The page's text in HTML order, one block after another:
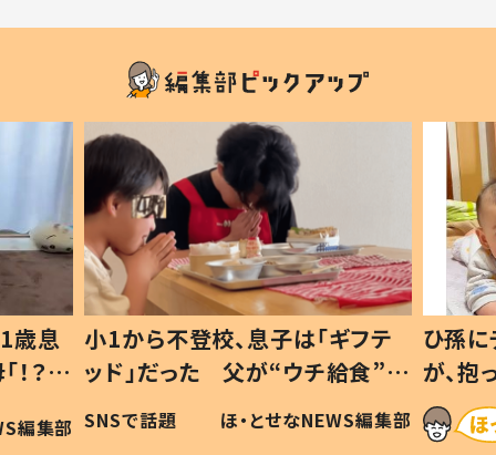
歳息
？」
編集部
小1から不登校、息子は「ギフテ
ッド」だった 父が“ウチ給食”を
作り続ける理由とは #令和の親
#令和の子
SNSで話題 ほ・とせなNEWS編集部
ひ孫
が、
「涙が
い」